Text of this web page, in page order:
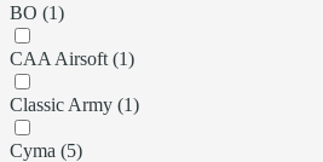
BO (1)
CAA Airsoft (1)
Classic Army (1)
Cyma (5)